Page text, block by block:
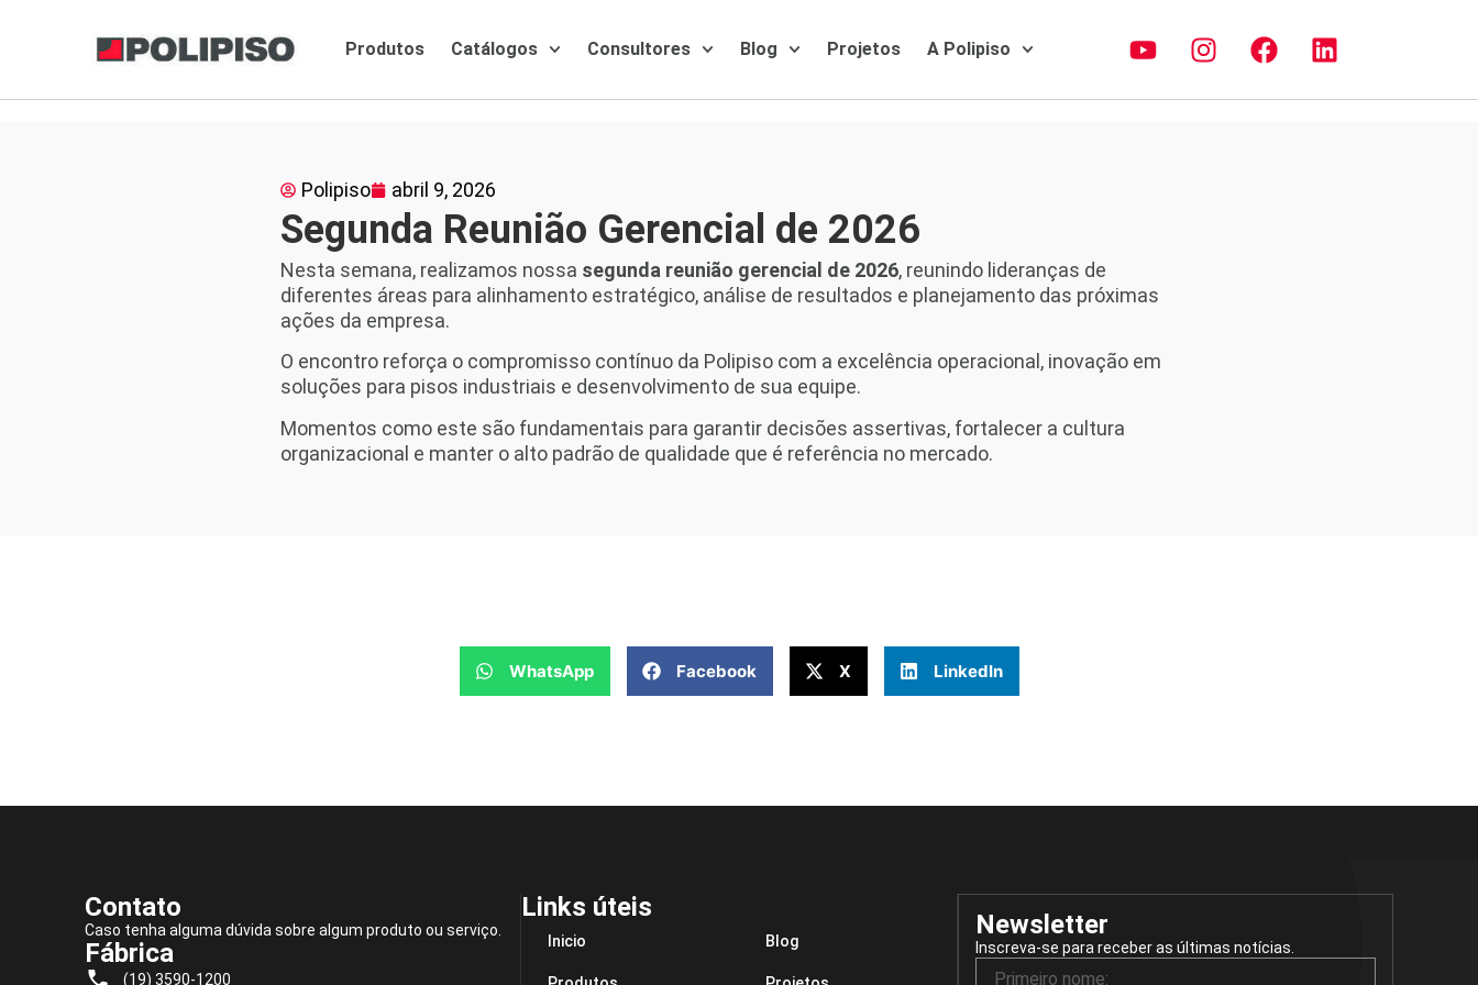
Produtos Catálogos Consultores Blog Projetos A Polipiso
Polipiso abril 9, 2026
Segunda Reunião Gerencial de 2026
Nesta semana, realizamos nossa segunda reunião gerencial de 2026, reunindo lideranças de
diferentes áreas para alinhamento estratégico, análise de resultados e planejamento das próximas
ações da empresa.
O encontro reforça o compromisso contínuo da Polipiso com a excelência operacional, inovação em
soluções para pisos industriais e desenvolvimento de sua equipe.
Momentos como este são fundamentais para garantir decisões assertivas, fortalecer a cultura
organizacional e manter o alto padrão de qualidade que é referência no mercado.
WhatsApp Facebook X LinkedIn
Contato
Caso tenha alguma dúvida sobre algum produto ou serviço.
Fábrica
(19) 3590-1200
Links úteis
Inicio Blog
Newsletter
Inscreva-se para receber as últimas notícias.